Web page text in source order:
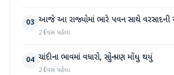
03 આજે આ રાજ્યોમાં ભારે પવન સાથે વરસાદની
2 દિવસ પહેલા
04 ચાંદીના ભાવમાં વધારો, સોનું પણ મોંઘુ થયું
2 દિવસ પહેલા